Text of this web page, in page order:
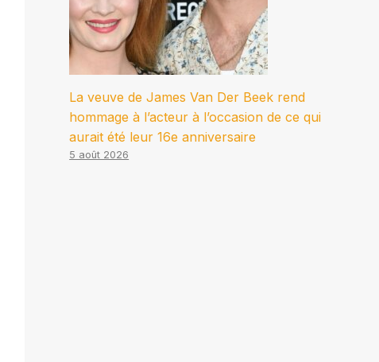
La veuve de James Van Der Beek rend
hommage à l’acteur à l’occasion de ce qui
aurait été leur 16e anniversaire
5 août 2026